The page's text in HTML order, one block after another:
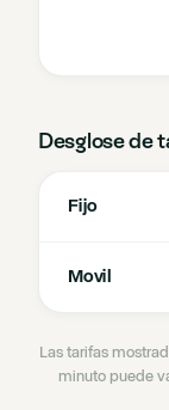
Desglose de
Fijo
Movil
Las tarifas
minuto puede